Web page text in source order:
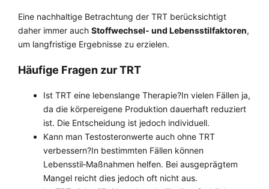
Eine nachhaltige Betrachtung der TRT berücksichtigt
daher immer auch Stoffwechsel‑ und Lebensstilfaktoren,
um langfristige Ergebnisse zu erzielen.
Häufige Fragen zur TRT
Ist TRT eine lebenslange Therapie?In vielen Fällen ja,
da die körpereigene Produktion dauerhaft reduziert
ist. Die Entscheidung ist jedoch individuell.
Kann man Testosteronwerte auch ohne TRT
verbessern?In bestimmten Fällen können
Lebensstil‑Maßnahmen helfen. Bei ausgeprägtem
Mangel reicht dies jedoch oft nicht aus.